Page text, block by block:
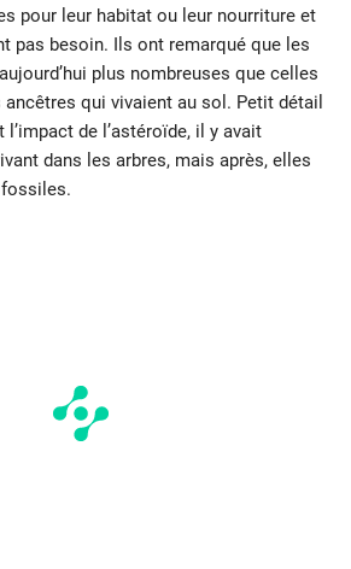
pour leur habitat ou leur nourriture et
pas besoin. Ils ont remarqué que les
plus nombreuses que celles
qui vivaient au sol. Petit détail
de l’astéroïde, il y avait
dans les arbres, mais après, elles